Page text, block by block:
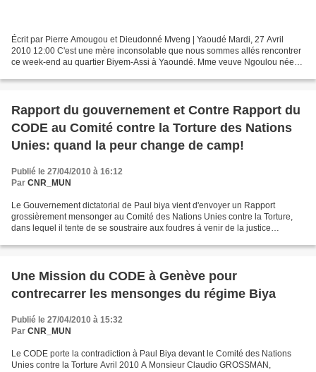
Écrit par Pierre Amougou et Dieudonné Mveng | Yaoudé Mardi, 27 Avril
2010 12:00 C'est une mère inconsolable que nous sommes allés rencontrer
ce week-end au quartier Biyem-Assi à Yaoundé. Mme veuve Ngoulou née
Rapport du gouvernement et Contre Rapport du
CODE au Comité contre la Torture des Nations
Unies: quand la peur change de camp!
Publié le 27/04/2010 à 16:12
Par CNR_MUN
Le Gouvernement dictatorial de Paul biya vient d'envoyer un Rapport
grossièrement mensonger au Comité des Nations Unies contre la Torture,
dans lequel il tente de se soustraire aux foudres á venir de la justice
Une Mission du CODE à Genève pour
contrecarrer les mensonges du régime Biya
Publié le 27/04/2010 à 15:32
Par CNR_MUN
Le CODE porte la contradiction à Paul Biya devant le Comité des Nations
Unies contre la Torture Avril 2010 A Monsieur Claudio GROSSMAN,